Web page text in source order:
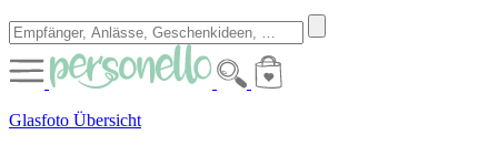
Glasfoto Übersicht